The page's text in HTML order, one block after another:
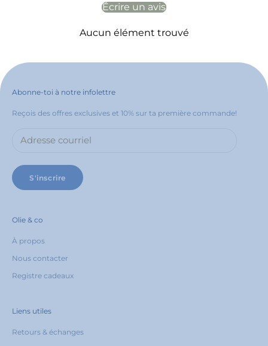
Écrire un avis
Aucun élément trouvé
Abonne-toi à notre infolettre
Reçois des offres exclusives et 10% sur ta première commande!
S'inscrire
Olie & co
À propos
Nous contacter
Registre cadeaux
Liens utiles
Retours & échanges